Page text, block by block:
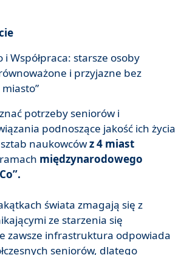
i Współpraca: starsze osoby
i przyjazne bez
potrzeby seniorów i
podnoszące jakość ich życia
naukowcówz 4 miast
międzynarodowego
świata zmagają się z
ze starzenia się
zawsze infrastruktura odpowiada
seniorów, dlatego